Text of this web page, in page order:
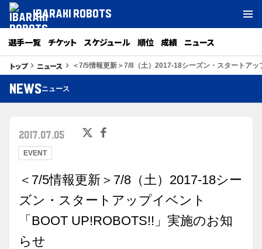
IBARAKI ROBOTS
選手一覧 チケット スケジュール 順位 成績 ニュース
トップkeyboard_arrow_right ニュース keyboard_arrow_right ＜7/5情報更新＞7/8（土）2017-18シーズン・スタートア
NEWSニュース
EVENT
2017.07.05
＜7/5情報更新＞7/8（土）2017-18シー
ズン・スタートアップイベント
「BOOT UP!ROBOTS!!」実施のお知
らせ